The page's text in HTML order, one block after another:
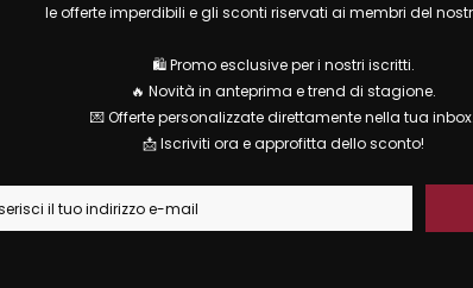
le offerte imperdibili e gli sconti riservati ai membri del
🛍 Promo esclusive per i nostri iscritti.
🔥 Novità in anteprima e trend di stagione.
💌 Offerte personalizzate direttamente nella tua inbox.
📩 Iscriviti ora e approfitta dello sconto!